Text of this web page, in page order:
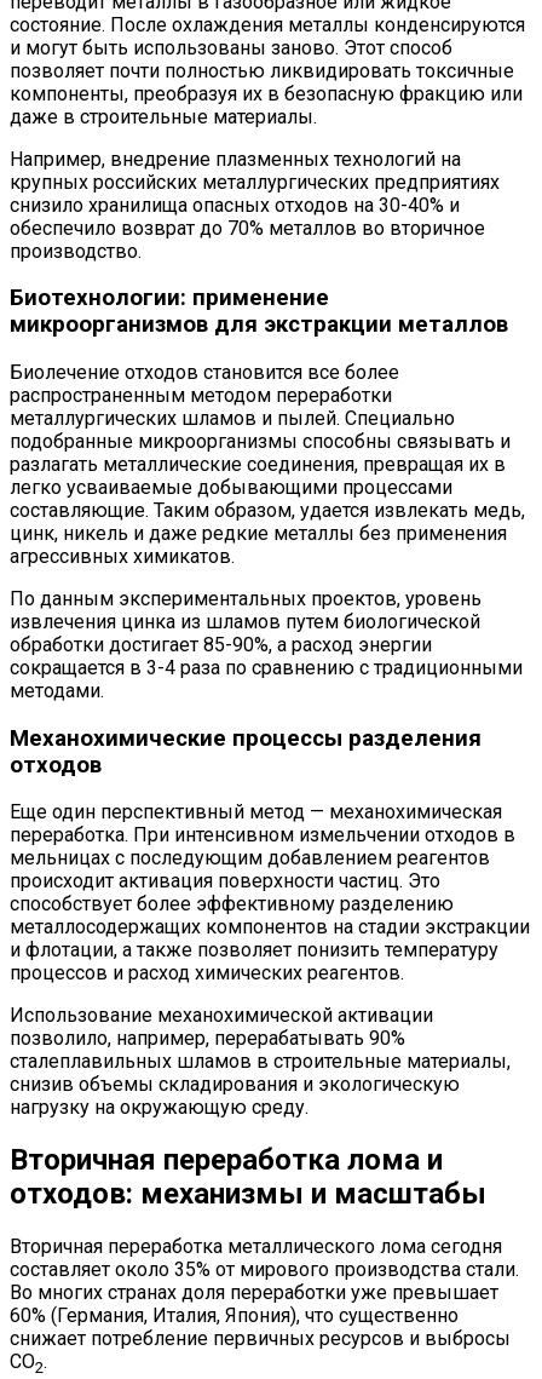
состояние. После охлаждения металлы конденсируются
и могут быть использованы заново. Этот способ
позволяет почти полностью ликвидировать токсичные
компоненты, преобразуя их в безопасную фракцию или
даже в строительные материалы.
Например, внедрение плазменных технологий на
крупных российских металлургических предприятиях
снизило хранилища опасных отходов на 30-40% и
обеспечило возврат до 70% металлов во вторичное
производство.
Биотехнологии: применение
микроорганизмов для экстракции металлов
Биолечение отходов становится все более
распространенным методом переработки
металлургических шламов и пылей. Специально
подобранные микроорганизмы способны связывать и
разлагать металлические соединения, превращая их в
легко усваиваемые добывающими процессами
составляющие. Таким образом, удается извлекать медь,
цинк, никель и даже редкие металлы без применения
агрессивных химикатов.
По данным экспериментальных проектов, уровень
извлечения цинка из шламов путем биологической
обработки достигает 85-90%, а расход энергии
сокращается в 3-4 раза по сравнению с традиционными
методами.
Механохимические процессы разделения
отходов
Еще один перспективный метод — механохимическая
переработка. При интенсивном измельчении отходов в
мельницах с последующим добавлением реагентов
происходит активация поверхности частиц. Это
способствует более эффективному разделению
металлосодержащих компонентов на стадии экстракции
и флотации, а также позволяет понизить температуру
процессов и расход химических реагентов.
Использование механохимической активации
позволило, например, перерабатывать 90%
сталеплавильных шламов в строительные материалы,
снизив объемы складирования и экологическую
нагрузку на окружающую среду.
Вторичная переработка лома и
отходов: механизмы и масштабы
Вторичная переработка металлического лома сегодня
составляет около 35% от мирового производства стали.
Во многих странах доля переработки уже превышает
60% (Германия, Италия, Япония), что существенно
снижает потребление первичных ресурсов и выбросы
CO2.